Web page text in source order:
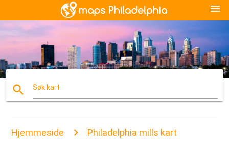
menu
search Søk kart
Hjemmeside Philadelphia mills kart